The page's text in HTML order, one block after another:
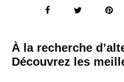
À la recherche
Découvrez les